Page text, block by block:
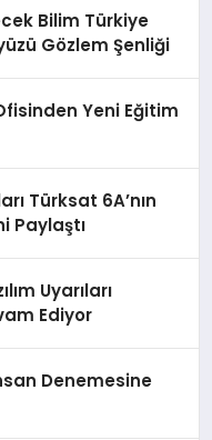
Bilim Türkiye
Gözlem Şenliği
Yeni Eğitim
Türksat 6A’nın
Paylaştı
Uyarıları
Ediyor
Denemesine